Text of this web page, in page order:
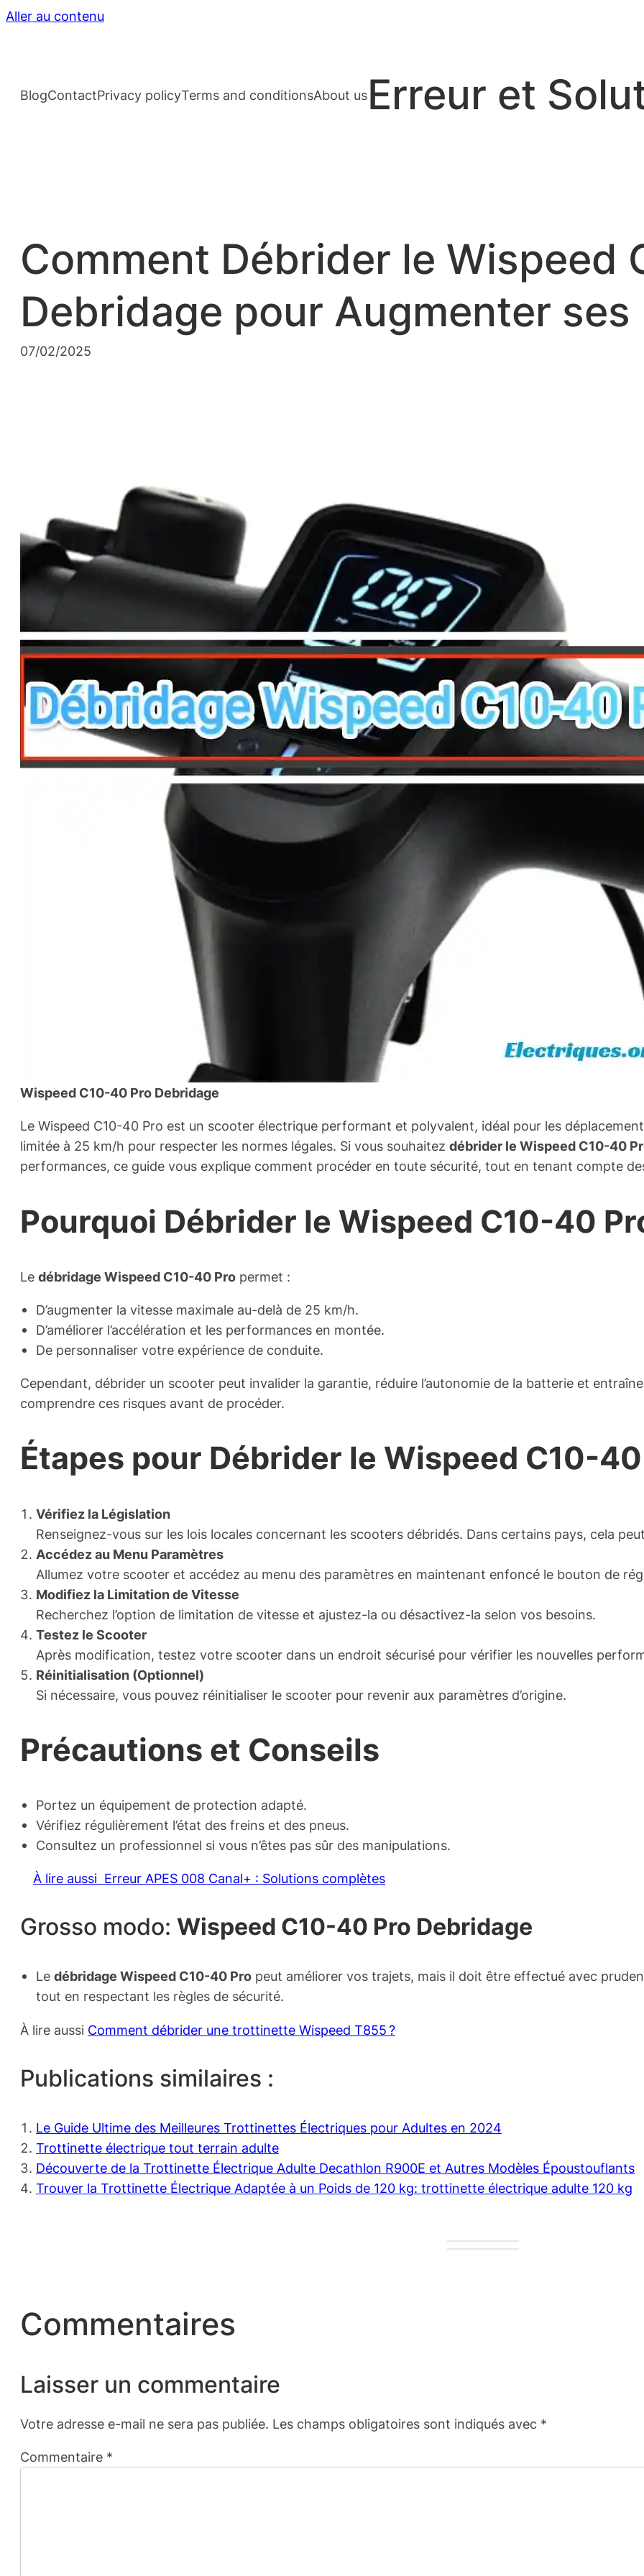
Aller au contenu
BlogContactPrivacy policyTerms and conditionsAbout usErreur et
Comment Débrider le Wispeed
Debridage pour Augmenter
07/02/2025
Wispeed C10-40 Pro Debridage
Le Wispeed C10-40 Pro est un scooter électrique performant et polyvalent, idéal pour les
limitée à 25 km/h pour respecter les normes légales. Si vous souhaitez débrider le Wispeed C10-40
performances, ce guide vous explique comment procéder en toute sécurité, tout en tenant compte
Pourquoi Débrider le Wispeed C10-40
Le débridage Wispeed C10-40 Pro permet :
D’augmenter la vitesse maximale au-delà de 25 km/h.
D’améliorer l’accélération et les performances en montée.
De personnaliser votre expérience de conduite.
Cependant, débrider un scooter peut invalider la garantie, réduire l’autonomie de la batterie et
comprendre ces risques avant de procéder.
Étapes pour Débrider le Wispeed C10-
Vérifiez la Législation
Renseignez-vous sur les lois locales concernant les scooters débridés. Dans certains pays, cela
Accédez au Menu Paramètres
Allumez votre scooter et accédez au menu des paramètres en maintenant enfoncé le bouton de
Modifiez la Limitation de Vitesse
Recherchez l’option de limitation de vitesse et ajustez-la ou désactivez-la selon vos besoins.
Testez le Scooter
Après modification, testez votre scooter dans un endroit sécurisé pour vérifier les nouvelles
Réinitialisation (Optionnel)
Si nécessaire, vous pouvez réinitialiser le scooter pour revenir aux paramètres d’origine.
Précautions et Conseils
Portez un équipement de protection adapté.
Vérifiez régulièrement l’état des freins et des pneus.
Consultez un professionnel si vous n’êtes pas sûr des manipulations.
À lire aussi Erreur APES 008 Canal+ : Solutions complètes
Grosso modo: Wispeed C10-40 Pro Debridage
Le débridage Wispeed C10-40 Pro peut améliorer vos trajets, mais il doit être effectué avec
tout en respectant les règles de sécurité.
À lire aussi Comment débrider une trottinette Wispeed T855 ?
Publications similaires :
Le Guide Ultime des Meilleures Trottinettes Électriques pour Adultes en 2024
Trottinette électrique tout terrain adulte
Découverte de la Trottinette Électrique Adulte Decathlon R900E et Autres Modèles Époustouflants
Trouver la Trottinette Électrique Adaptée à un Poids de 120 kg: trottinette électrique adulte 120 kg
Commentaires
Laisser un commentaire
Votre adresse e-mail ne sera pas publiée. Les champs obligatoires sont indiqués avec *
Commentaire *